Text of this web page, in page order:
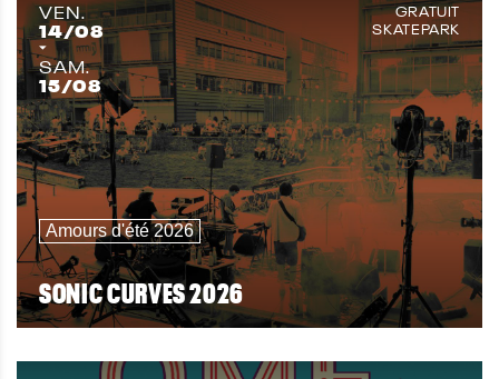
VEN.
14/08
SAM.
15/08
GRATUIT
SKATEPARK
Amours d'été 2026
SONIC CURVES 2026